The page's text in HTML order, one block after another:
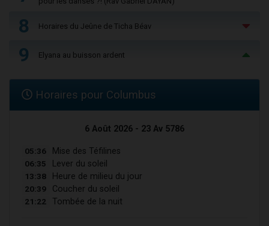
8 Horaires du Jeûne de Ticha Béav
9 Elyana au buisson ardent
Horaires pour Columbus
6 Août 2026 - 23 Av 5786
05:36 Mise des Téfilines
06:35 Lever du soleil
13:38 Heure de milieu du jour
20:39 Coucher du soleil
21:22 Tombée de la nuit